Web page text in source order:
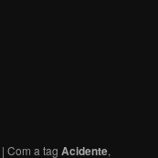
|Com a tagAcidente,